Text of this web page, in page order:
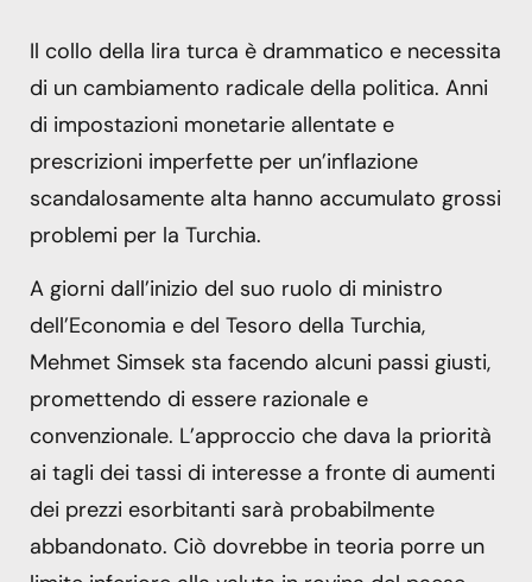
Il collo della lira turca è drammatico e necessita
di un cambiamento radicale della politica. Anni
di impostazioni monetarie allentate e
prescrizioni imperfette per un’inflazione
scandalosamente alta hanno accumulato grossi
problemi per la Turchia.
A giorni dall’inizio del suo ruolo di ministro
dell’Economia e del Tesoro della Turchia,
Mehmet Simsek sta facendo alcuni passi giusti,
promettendo di essere razionale e
convenzionale. L’approccio che dava la priorità
ai tagli dei tassi di interesse a fronte di aumenti
dei prezzi esorbitanti sarà probabilmente
abbandonato. Ciò dovrebbe in teoria porre un